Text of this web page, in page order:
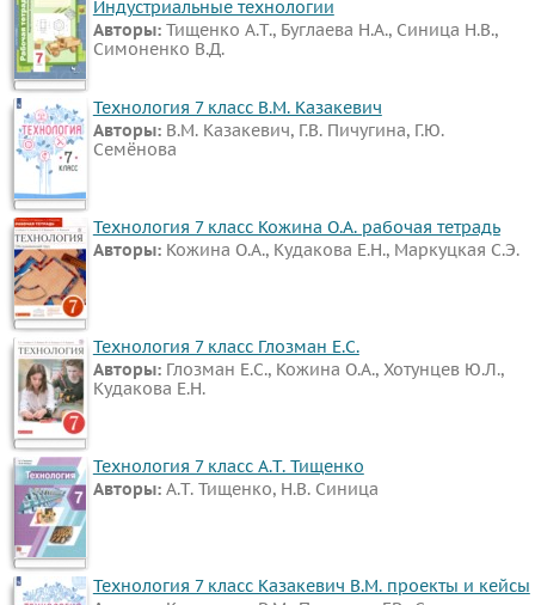
Украинский
язык
Французский
язык
Биология
История
Информатика
ОБЖ
География
Музыка
ИЗО
Литература
Обществознание
Черчение
Экология
Технология
Испанский
язык
Индустриальные технологии
Авторы: Тищенко А.Т., Буглаева Н.А., Синица Н.В.,
Симоненко В.Д.
Технология 7 класс В.М. Казакевич
Авторы: В.М. Казакевич, Г.В. Пичугина, Г.Ю.
Семёнова
Технология 7 класс Кожина О.А. рабочая тетрадь
Авторы: Кожина О.А., Кудакова Е.Н., Маркуцкая С.Э.
Технология 7 класс Глозман Е.С.
Авторы: Глозман Е.С., Кожина О.А., Хотунцев Ю.Л.,
Кудакова Е.Н.
Технология 7 класс А.Т. Тищенко
Авторы: А.Т. Тищенко, Н.В. Синица
Технология 7 класс Казакевич В.М. проекты и кейсы